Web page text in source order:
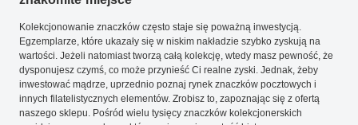
Kolekcjonowanie znaczków często staje się poważną inwestycją.
Egzemplarze, które ukazały się w niskim nakładzie szybko zyskują na
wartości. Jeżeli natomiast tworzą całą kolekcję, wtedy masz pewność, że
dysponujesz czymś, co może przynieść Ci realne zyski. Jednak, żeby
inwestować mądrze, uprzednio poznaj rynek znaczków pocztowych i
innych filatelistycznych elementów. Zrobisz to, zapoznając się z ofertą
naszego sklepu. Pośród wielu tysięcy znaczków kolekcjonerskich